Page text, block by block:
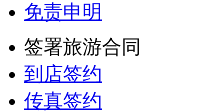
免责申明
签署旅游合同
到店签约
传真签约